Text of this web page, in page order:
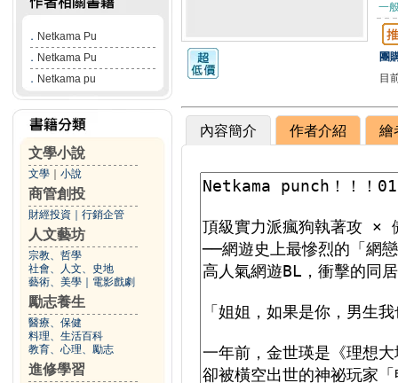
． Netkama Pu
． Netkama Pu
． Netkama pu
文學小說
文學 小說
商管創投
財經投資 行銷企管
人文藝坊
宗教、哲學
社會、人文、史地
藝術、美學
電影戲劇
勵志養生
醫療、保健
料理、生活百科
教育、心理、勵志
進修學習
一
團
目
內容簡介 作者介紹 繪